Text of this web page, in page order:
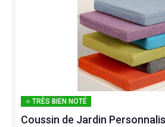
⭐ TRÈS BIEN NOTÉ
Coussin de Jardin